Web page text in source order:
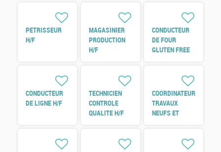
PETRISSEUR
H/F
MAGASINIER
PRODUCTION
H/F
CONDUCTEUR
DE FOUR
GLUTEN FREE
CONDUCTEUR
DE LIGNE H/F
TECHNICIEN
CONTROLE
QUALITE H/F
COORDINATEUR
TRAVAUX
NEUFS ET